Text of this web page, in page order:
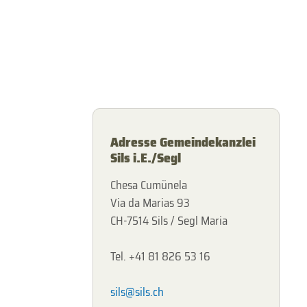
Adresse Gemeindekanzlei
Sils i.E./Segl
Chesa Cumünela
Via da Marias 93
CH-7514 Sils / Segl Maria
Tel. +41 81 826 53 16
sils@sils.ch